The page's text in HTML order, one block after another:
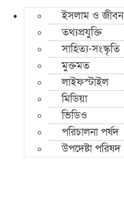
ইসলাম ও জীবন
তথ্যপ্রযুক্তি
সাহিত্য-সংস্কৃতি
মুক্তমত
লাইফস্টাইল
মিডিয়া
ভিডিও
পরিচালনা পর্ষদ
উপদেষ্টা পরিষদ